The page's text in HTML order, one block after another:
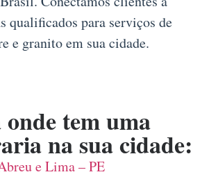
qualificados para serviços de
e granito em sua cidade.
tem uma
na sua cidade:
e Lima – PE